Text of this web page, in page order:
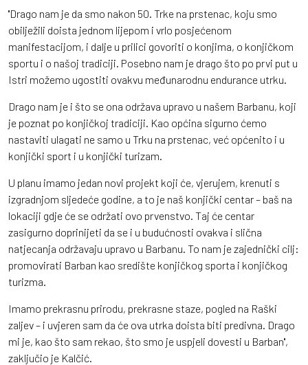
''Drago nam je da smo nakon 50. Trke na prstenac, koju smo
obilježili doista jednom lijepom i vrlo posjećenom
manifestacijom, i dalje u prilici govoriti o konjima, o konjičkom
sportu i o našoj tradiciji. Posebno nam je drago što po prvi put u
Istri možemo ugostiti ovakvu međunarodnu endurance utrku.
Drago nam je i što se ona održava upravo u našem Barbanu, koji
je poznat po konjičkoj tradiciji. Kao općina sigurno ćemo
nastaviti ulagati ne samo u Trku na prstenac, već općenito i u
konjički sport i u konjički turizam.
U planu imamo jedan novi projekt koji će, vjerujem, krenuti s
izgradnjom sljedeće godine, a to je naš konjički centar – baš na
lokaciji gdje će se održati ovo prvenstvo. Taj će centar
zasigurno doprinijeti da se i u budućnosti ovakva i slična
natjecanja održavaju upravo u Barbanu. To nam je zajednički cilj:
promovirati Barban kao središte konjičkog sporta i konjičkog
turizma.
Imamo prekrasnu prirodu, prekrasne staze, pogled na Raški
zaljev – i uvjeren sam da će ova utrka doista biti predivna. Drago
mi je, kao što sam rekao, što smo je uspjeli dovesti u Barban'',
zaključio je Kalčić.